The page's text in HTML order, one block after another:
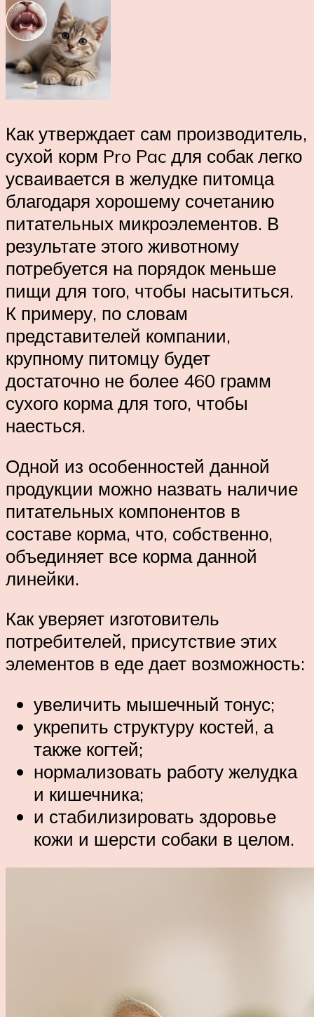
Как утверждает сам производитель,
сухой корм Pro Pac для собак легко
усваивается в желудке питомца
благодаря хорошему сочетанию
питательных микроэлементов. В
результате этого животному
потребуется на порядок меньше
пищи для того, чтобы насытиться.
К примеру, по словам
представителей компании,
крупному питомцу будет
достаточно не более 460 грамм
сухого корма для того, чтобы
наесться.
Одной из особенностей данной
продукции можно назвать наличие
питательных компонентов в
составе корма, что, собственно,
объединяет все корма данной
линейки.
Как уверяет изготовитель
потребителей, присутствие этих
элементов в еде дает возможность:
увеличить мышечный тонус;
укрепить структуру костей, а
также когтей;
нормализовать работу желудка
и кишечника;
и стабилизировать здоровье
кожи и шерсти собаки в целом.